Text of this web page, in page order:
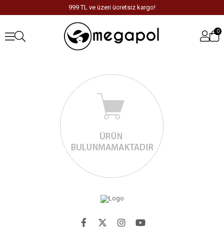
999 TL ve üzeri ücretsiz kargo!
0